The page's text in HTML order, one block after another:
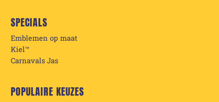
SPECIALS
Emblemen op maat
Kiel™
Carnavals Jas
POPULAIRE KEUZES